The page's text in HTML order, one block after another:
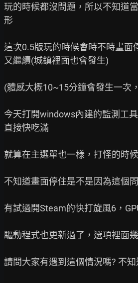
玩的時候都沒問題，所以不知道
形
這次0.5版玩的時候會時不時畫面
又繼續(城鎮裡面也會發生)
(體感大概10~15分鐘會發生一次
今天打開windows內建的監測工
直接快吃滿
就算在主選單也一樣，打怪的時
不知道畫面停住是不是因為這個
有試過開Steam的快打旋風6，
驅動程式也更新過了，選項裡面
請問大家有遇到這個情況嗎? 不